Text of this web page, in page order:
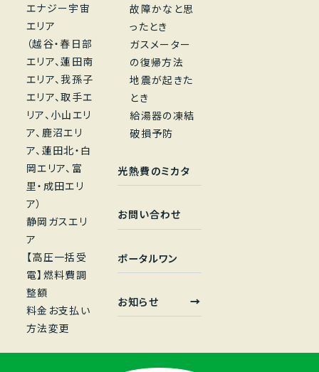
エナジー宇宙
エリア
（越谷・春日部
エリア、蓮田南
エリア、我孫子
エリア、取手エ
リア、小山エリ
ア、鹿沼エリ
ア、蓮田北・白
岡エリア、富
里・成田エリ
ア）
静岡ガスエリ
ア
【高圧一括受
電】燃料費調
整額
料金お支払い
方法変更
故障かなと思
ったとき
ガスメーター
の復帰方法
地震が起きた
とき
給湯器の凍結
破損予防
光熱費のミカタ
お問い合わせ
ポータルワン
お知らせ